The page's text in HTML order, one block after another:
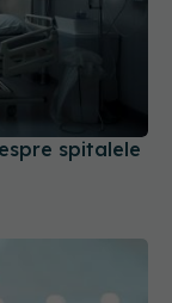
spitalele